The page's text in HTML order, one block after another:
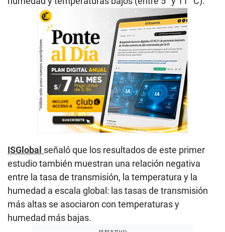
ISGlobal señaló que los resultados de este primer
estudio también muestran una relación negativa
entre la tasa de transmisión, la temperatura y la
humedad a escala global: las tasas de transmisión
más altas se asociaron con temperaturas y
humedad más bajas.